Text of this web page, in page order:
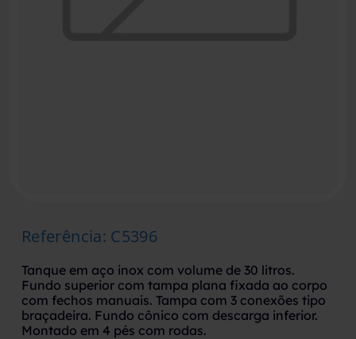
Referência: C5396
Tanque em aço inox com volume de 30 litros.
Fundo superior com tampa plana fixada ao corpo
com fechos manuais. Tampa com 3 conexões tipo
braçadeira. Fundo cônico com descarga inferior.
Montado em 4 pés com rodas.